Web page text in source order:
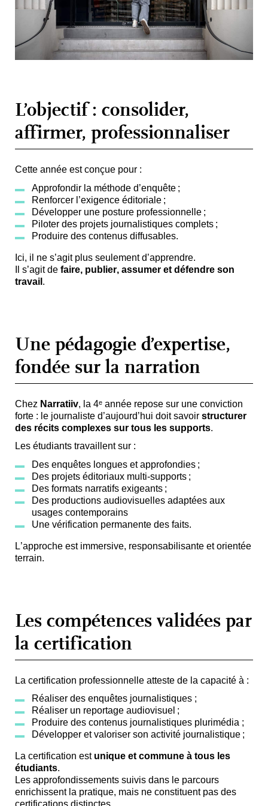
L’objectif : consolider,
affirmer, professionnaliser
Cette année est conçue pour :
Approfondir la méthode d’enquête ;
Renforcer l’exigence éditoriale ;
Développer une posture professionnelle ;
Piloter des projets journalistiques complets ;
Produire des contenus diffusables.
Ici, il ne s’agit plus seulement d’apprendre.
Il s’agit de faire, publier, assumer et défendre son
travail .
Une pédagogie d’expertise,
fondée sur la narration
Chez Narratiiv, la 4ᵉ année repose sur une conviction
forte : le journaliste d’aujourd’hui doit savoir structurer
des récits complexes sur tous les supports.
Les étudiants travaillent sur :
Des enquêtes longues et approfondies ;
Des projets éditoriaux multi-supports ;
Des formats narratifs exigeants ;
Des productions audiovisuelles adaptées aux
usages contemporains
Une vérification permanente des faits.
L’approche est immersive, responsabilisante et orientée
terrain.
Les compétences validées par
la certification
La certification professionnelle atteste de la capacité à :
Réaliser des enquêtes journalistiques ;
Réaliser un reportage audiovisuel ;
Produire des contenus journalistiques plurimédia ;
Développer et valoriser son activité journalistique ;
La certification est unique et commune à tous les
étudiants.
Les approfondissements suivis dans le parcours
enrichissent la pratique, mais ne constituent pas des